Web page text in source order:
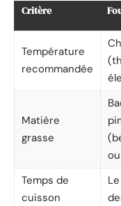
Critère
Température
recommandée
Matière
grasse
Temps de
cuisson